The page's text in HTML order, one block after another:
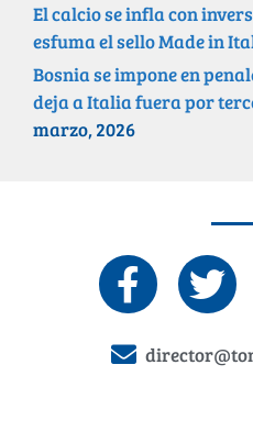
El calcio se infla con
esfuma el sello Made in
Bosnia se impone en
deja a Italia fuera por
marzo, 2026